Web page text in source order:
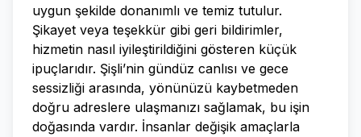
uygun şekilde donanımlı ve temiz tutulur.
Şikayet veya teşekkür gibi geri bildirimler,
hizmetin nasıl iyileştirildiğini gösteren küçük
ipuçlarıdır. Şişli’nin gündüz canlısı ve gece
sessizliği arasında, yönünüzü kaybetmeden
doğru adreslere ulaşmanızı sağlamak, bu işin
doğasında vardır. İnsanlar değişik amaçlarla